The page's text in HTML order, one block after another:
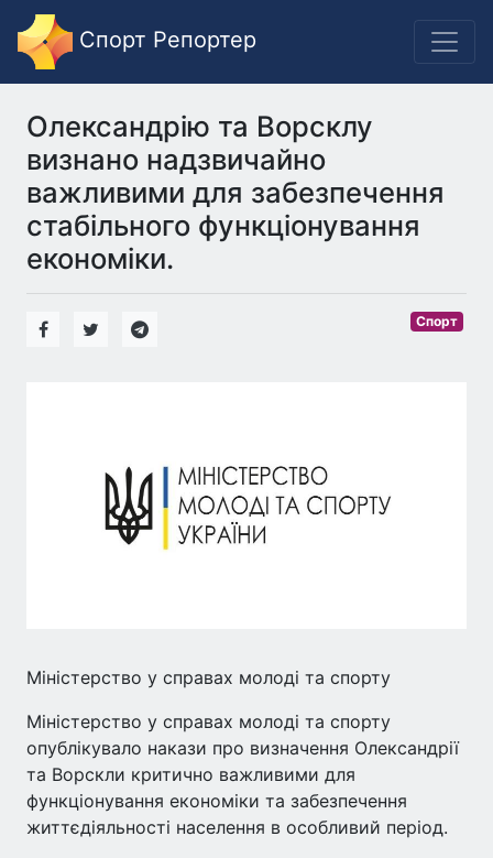
Спорт Репортер
Олександрію та Ворсклу
визнано надзвичайно
важливими для забезпечення
стабільного функціонування
економіки.
Спорт
Міністерство у справах молоді та спорту
Міністерство у справах молоді та спорту
опублікувало накази про визначення Олександрії
та Ворскли критично важливими для
функціонування економіки та забезпечення
життєдіяльності населення в особливий період.